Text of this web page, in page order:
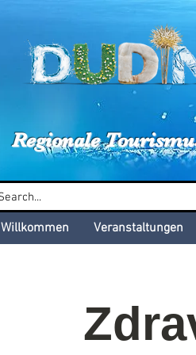
Regionale
Willkommen Veranstaltungen